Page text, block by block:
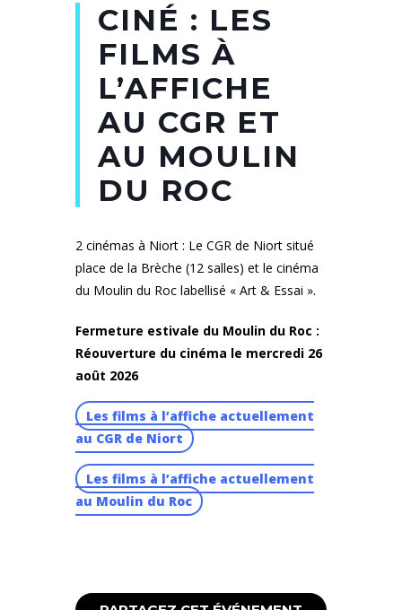
CINÉ : LES
FILMS À
L’AFFICHE
AU CGR ET
AU MOULIN
DU ROC
2 cinémas à Niort : Le CGR de Niort situé
place de la Brèche (12 salles) et le cinéma
du Moulin du Roc labellisé « Art & Essai ».
Fermeture estivale du Moulin du Roc :
Réouverture du cinéma le mercredi 26
août 2026
Les films à l’affiche actuellement
au CGR de Niort
Les films à l’affiche actuellement
au Moulin du Roc